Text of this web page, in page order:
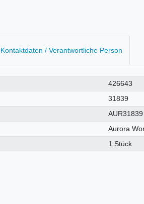
Kontaktdaten / Verantwortliche Person
426643
31839
AUR31839
Aurora
1 Stück